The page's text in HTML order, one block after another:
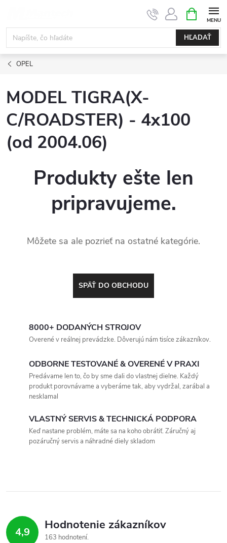
obsah
HĽADAŤ
KOŠÍK
OPEL
MODEL TIGRA(X-
C/ROADSTER) - 4x100
(od 2004.06)
Produkty ešte len
pripravujeme.
Môžete sa ale pozrieť na ostatné kategórie.
SPÄŤ DO OBCHODU
8000+ DODANÝCH STROJOV
Overené v reálnej prevádzke. Dôverujú nám tisíce zákazníkov.
ODBORNE TESTOVANÉ & OVERENÉ V PRAXI
Predávame len to, čo by sme dali do vlastnej dielne. Každý
produkt porovnávame a vyberáme tak, aby vydržal, zarábal a
nesklamal
VLASTNÝ SERVIS & TECHNICKÁ PODPORA
Keď nastane problém, máte sa na koho obrátiť. Záručný aj
pozáručný servis a náhradné diely skladom
4,9 Hodnotenie zákazníkov
163 hodnotení